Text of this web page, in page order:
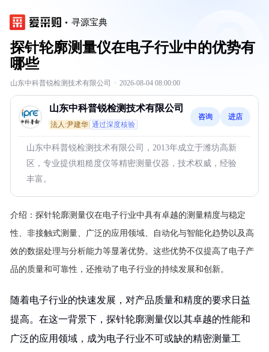
寻源宝典
探针轮廓测量仪在电子行业中的优势有
哪些
山东中科普锐检测技术有限公司 · 2026-08-04 08:00:00
山东中科普锐检测技术有限公司
法人:尹建华 通过深度核验
咨询 进店
山东中科普锐检测技术有限公司，2013年成立于潍坊高新
区，专业提供粗糙度仪等精密测量仪器，技术权威，经验
丰富。
介绍： 探针轮廓测量仪在电子行业中具有卓越的测量精度与稳定
性、非接触式测量、广泛的应用领域、自动化与智能化趋势以及高
效的数据处理与分析能力等显著优势。这些优势不仅提高了电子产
品的质量和可靠性，还推动了电子行业的持续发展和创新。
随着电子行业的快速发展，对产品质量和精度的要求日益
提高。在这一背景下，探针轮廓测量仪以其卓越的性能和
广泛的应用领域，成为电子行业不可或缺的精密测量工